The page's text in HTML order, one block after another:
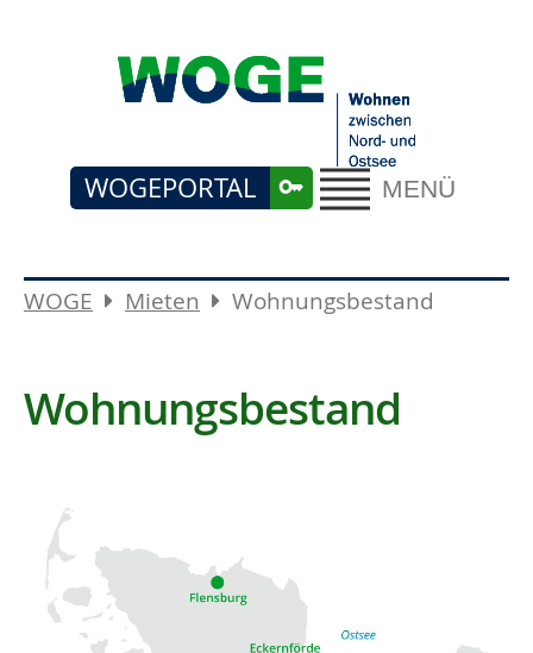
MENÜ
WOGEPORTAL
WOGE Mieten Wohnungsbestand
Wohnungsbestand